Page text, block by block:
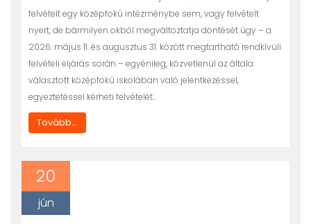
felvételt egy középfokú intézménybe sem, vagy felvételt
nyert, de bármilyen okból megváltoztatja döntését úgy – a
2026. május 11. és augusztus 31. között megtartható rendkívüli
felvételi eljárás során – egyénileg, közvetlenül az általa
választott középfokú iskolában való jelentkezéssel,
egyeztetéssel kérheti felvételét…
Tovább...
20
jún